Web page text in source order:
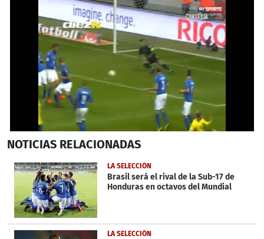
seconds
51
seconds
NOTICIAS RELACIONADAS
LA SELECCIÓN
Brasil será el rival de la Sub-17 de
Honduras en octavos del Mundial
LA SELECCIÓN